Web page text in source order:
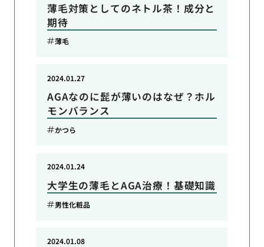
薄毛対策としてのネトル茶！成分と
期待
薄毛
AGAなのに髭が薄いのはなぜ？ホル
モンバランス
2024.01.27
かつら
大学生の薄毛とAGA治療！基礎知識
2024.01.24
男性化粧品
2024.01.08